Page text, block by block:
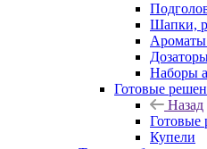
Шапки,
Ароматы
Наборы
Готовые
Назад
Готовые
Купели